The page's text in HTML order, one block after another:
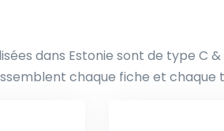
dans Estonie sont de type C
chaque fiche et chaque